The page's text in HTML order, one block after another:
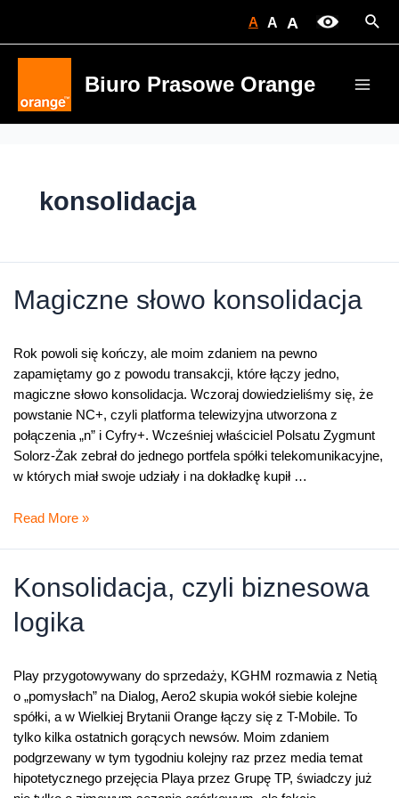
A A A
Biuro Prasowe Orange
konsolidacja
Magiczne słowo konsolidacja
Rok powoli się kończy, ale moim zdaniem na pewno
zapamiętamy go z powodu transakcji, które łączy jedno,
magiczne słowo konsolidacja. Wczoraj dowiedzieliśmy się, że
powstanie NC+, czyli platforma telewizyjna utworzona z
połączenia „n” i Cyfry+. Wcześniej właściciel Polsatu Zygmunt
Solorz-Żak zebrał do jednego portfela spółki telekomunikacyjne,
w których miał swoje udziały i na dokładkę kupił …
Magiczne
Read More »
Konsolidacja, czyli biznesowa
logika
Play przygotowywany do sprzedaży, KGHM rozmawia z Netią
o „pomysłach” na Dialog, Aero2 skupia wokół siebie kolejne
spółki, a w Wielkiej Brytanii Orange łączy się z T-Mobile. To
tylko kilka ostatnich gorących newsów. Moim zdaniem
podgrzewany w tym tygodniu kolejny raz przez media temat
hipotetycznego przejęcia Playa przez Grupę TP, świadczy już